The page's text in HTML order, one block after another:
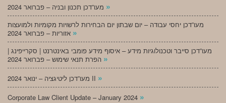
»
מעו”דכן יחסי עבודה – יום שבתון יום הבחירות לרשויות מקומיות ולמועצות
»
מעו”דכן סייבר וטכנולוגיות מידע – איסוף מידע פומבי באינטרנט | סקרייפינג |
»
מעו”דכן ליטיגציה – ינואר 2024 II »
Corporate Law Client Update – January 2024 »